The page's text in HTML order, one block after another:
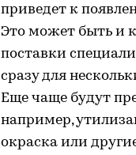
приведет к
Это может быть и
поставки
сразу для
Еще чаще будут
например,
окраска или